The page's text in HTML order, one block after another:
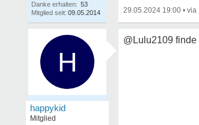
Danke erhalten: 53
Mitglied seit: 09.05.2014 29.05.2024 19:00 •
H
happykid
Mitglied
@Lulu2109